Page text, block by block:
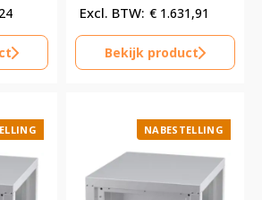
€ 1.631,91
Bekijk product
NABESTELLING